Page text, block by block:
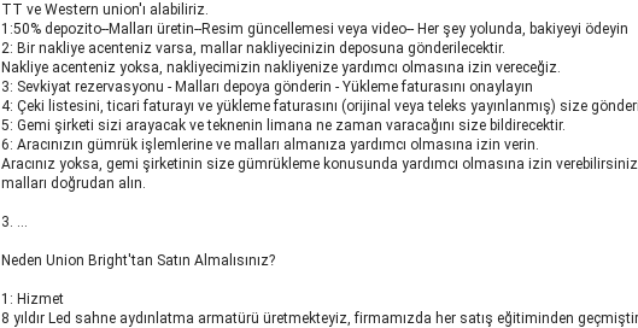
TT ve Western union'ı alabiliriz.
1:50% depozito--Malları üretin--Resim güncellemesi veya video-- Her şey yolunda, bakiyeyi ödeyin
2: Bir nakliye acenteniz varsa, mallar nakliyecinizin deposuna gönderilecektir.
Nakliye acenteniz yoksa, nakliyecimizin nakliyenize yardımcı olmasına izin vereceğiz.
3: Sevkiyat rezervasyonu - Malları depoya gönderin - Yükleme faturasını onaylayın
4: Çeki listesini, ticari faturayı ve yükleme faturasını (orijinal veya teleks yayınlanmış) size
5: Gemi şirketi sizi arayacak ve teknenin limana ne zaman varacağını size bildirecektir.
6: Aracınızın gümrük işlemlerine ve malları almanıza yardımcı olmasına izin verin.
Aracınız yoksa, gemi şirketinin size gümrükleme konusunda yardımcı olmasına izin
malları doğrudan alın.
3. …
Neden Union Bright'tan Satın Almalısınız?
1: Hizmet
8 yıldır Led sahne aydınlatma armatürü üretmekteyiz, firmamızda her satış eğitiminden